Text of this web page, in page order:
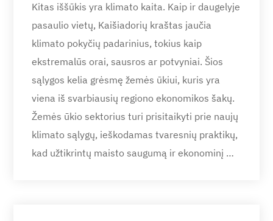
Kitas iššūkis yra klimato kaita. Kaip ir daugelyje
pasaulio vietų, Kaišiadorių kraštas jaučia
klimato pokyčių padarinius, tokius kaip
ekstremalūs orai, sausros ar potvyniai. Šios
sąlygos kelia grėsmę žemės ūkiui, kuris yra
viena iš svarbiausių regiono ekonomikos šakų.
Žemės ūkio sektorius turi prisitaikyti prie naujų
klimato sąlygų, ieškodamas tvaresnių praktikų,
kad užtikrintų maisto saugumą ir ekonominį …